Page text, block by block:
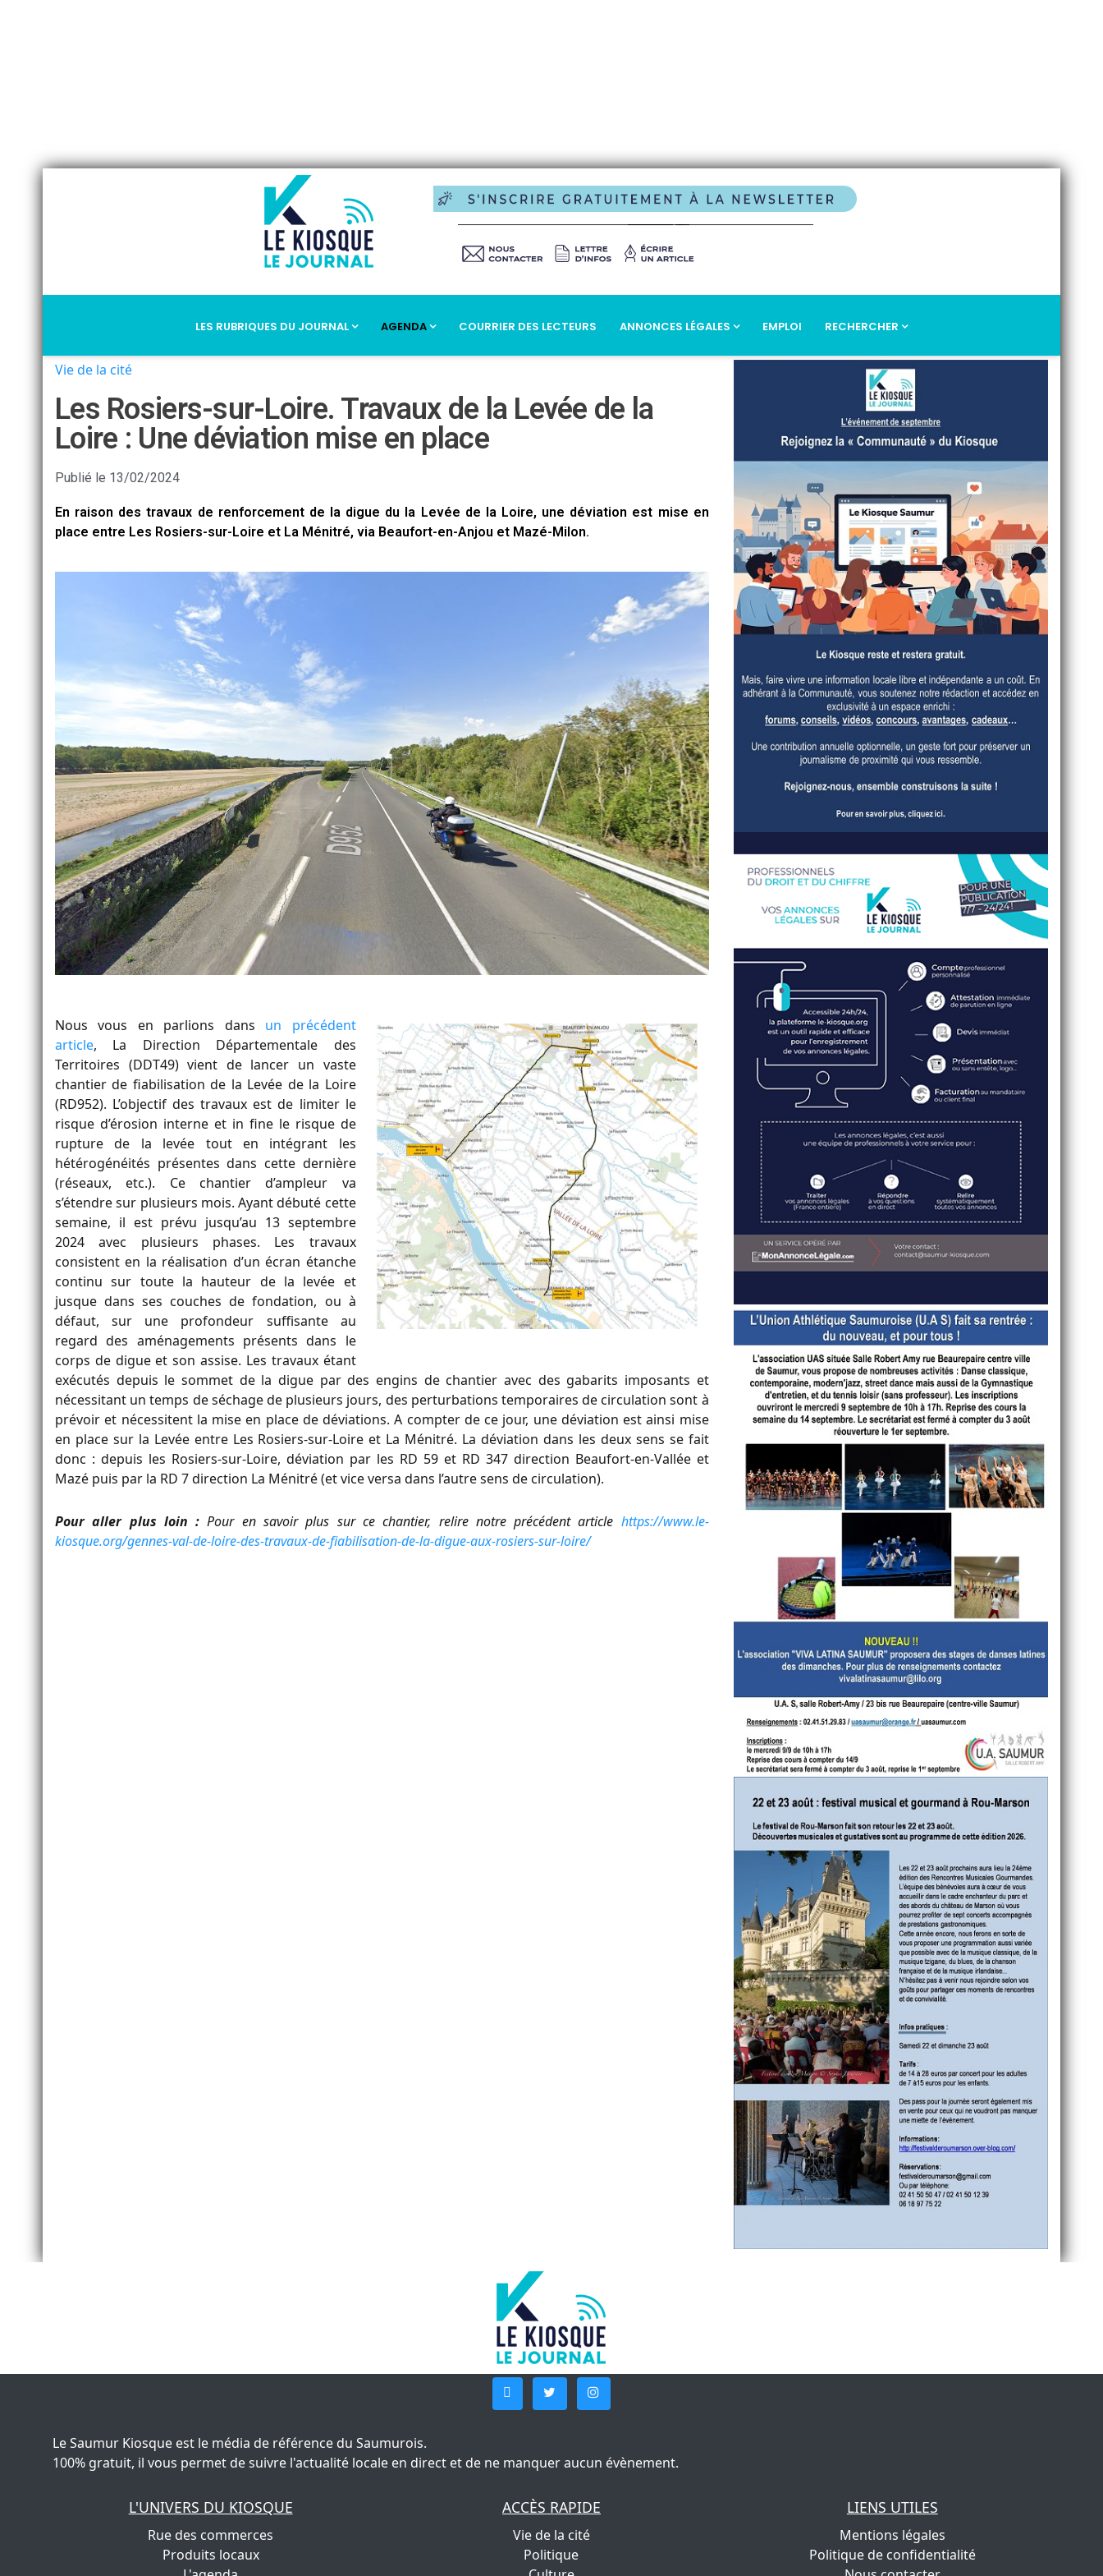
LES RUBRIQUES DU JOURNAL AGENDA COURRIER DES LECTEURS ANNONCES LÉGALES EMPLOI RECHERCHER
Vie de la cité
Les Rosiers-sur-Loire. Travaux de la Levée de la
Loire : Une déviation mise en place
Publié le 13/02/2024
En raison des travaux de renforcement de la digue du la Levée de la Loire, une déviation est mise en
place entre Les Rosiers-sur-Loire et La Ménitré, via Beaufort-en-Anjou et Mazé-Milon.
Nous vous en parlions dans un précédent
article, La Direction Départementale des
Territoires (DDT49) vient de lancer un vaste
chantier de fiabilisation de la Levée de la Loire
(RD952). L’objectif des travaux est de limiter le
risque d’érosion interne et in fine le risque de
rupture de la levée tout en intégrant les
hétérogénéités présentes dans cette dernière
(réseaux, etc.). Ce chantier d’ampleur va
s’étendre sur plusieurs mois. Ayant débuté cette
semaine, il est prévu jusqu’au 13 septembre
2024 avec plusieurs phases. Les travaux
consistent en la réalisation d’un écran étanche
continu sur toute la hauteur de la levée et
jusque dans ses couches de fondation, ou à
défaut, sur une profondeur suffisante au
regard des aménagements présents dans le
corps de digue et son assise. Les travaux étant
exécutés depuis le sommet de la digue par des engins de chantier avec des gabarits imposants et
nécessitant un temps de séchage de plusieurs jours, des perturbations temporaires de circulation sont à
prévoir et nécessitent la mise en place de déviations. A compter de ce jour, une déviation est ainsi mise
en place sur la Levée entre Les Rosiers-sur-Loire et La Ménitré. La déviation dans les deux sens se fait
donc : depuis les Rosiers-sur-Loire, déviation par les RD 59 et RD 347 direction Beaufort-en-Vallée et
Mazé puis par la RD 7 direction La Ménitré (et vice versa dans l’autre sens de circulation).
Pour aller plus loin : Pour en savoir plus sur ce chantier, relire notre précédent article https://www.le-
kiosque.org/gennes-val-de-loire-des-travaux-de-fiabilisation-de-la-digue-aux-rosiers-sur-loire/
Le Saumur Kiosque est le média de référence du Saumurois.
100% gratuit, il vous permet de suivre l'actualité locale en direct et de ne manquer aucun évènement.
L'UNIVERS DU KIOSQUE
Rue des commerces
Produits locaux
ACCÈS RAPIDE
Vie de la cité
Politique
LIENS UTILES
Mentions légales
Politique de confidentialité